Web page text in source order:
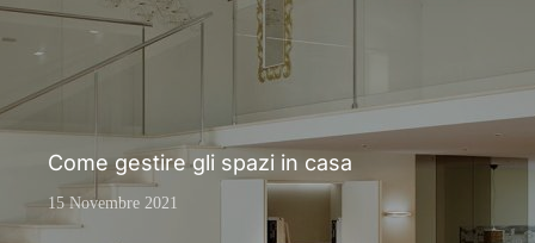
Come gestire gli spazi in casa
15 Novembre 2021